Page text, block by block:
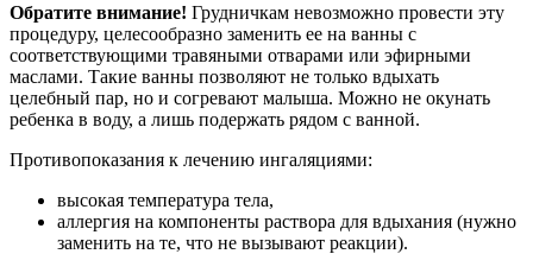
Обратите внимание! Грудничкам невозможно провести эту
процедуру, целесообразно заменить ее на ванны с
соответствующими травяными отварами или эфирными
маслами. Такие ванны позволяют не только вдыхать
целебный пар, но и согревают малыша. Можно не окунать
ребенка в воду, а лишь подержать рядом с ванной.
Противопоказания к лечению ингаляциями:
высокая температура тела,
аллергия на компоненты раствора для вдыхания (нужно
заменить на те, что не вызывают реакции).